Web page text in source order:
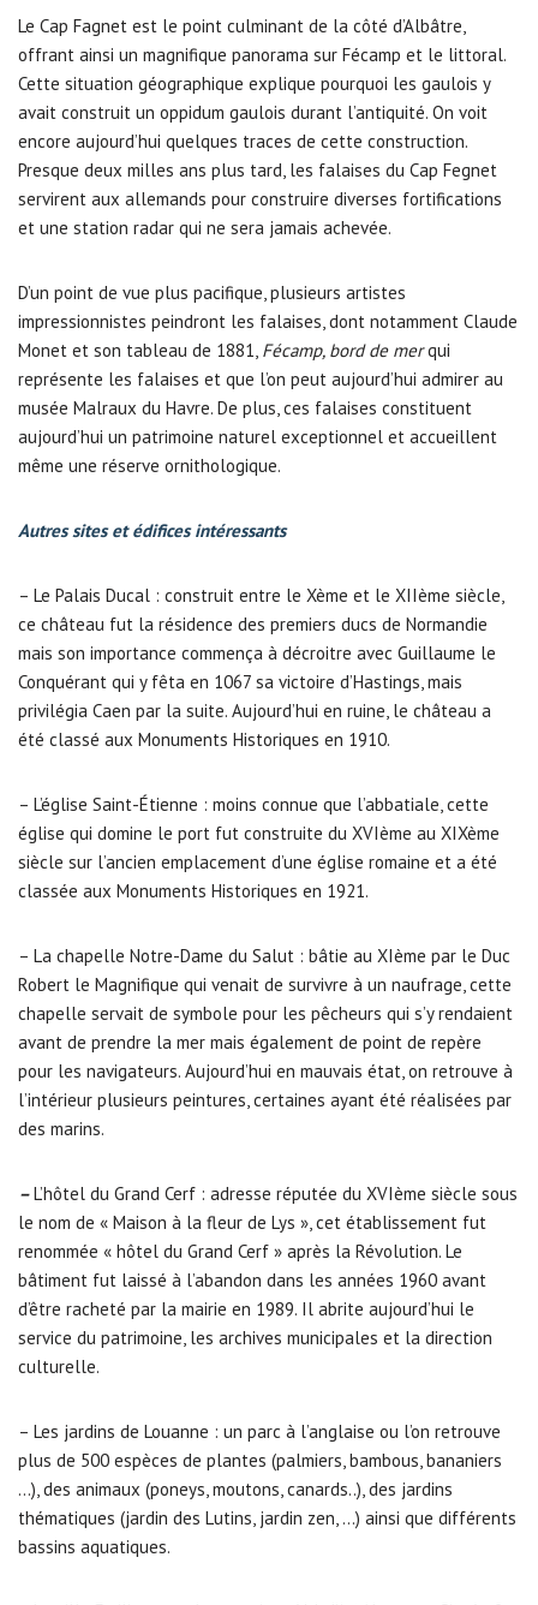
Le Cap Fagnet est le point culminant de la côté d’Albâtre,
offrant ainsi un magnifique panorama sur Fécamp et le littoral.
Cette situation géographique explique pourquoi les gaulois y
avait construit un oppidum gaulois durant l’antiquité. On voit
encore aujourd’hui quelques traces de cette construction.
Presque deux milles ans plus tard, les falaises du Cap Fegnet
servirent aux allemands pour construire diverses fortifications
et une station radar qui ne sera jamais achevée.
D’un point de vue plus pacifique, plusieurs artistes
impressionnistes peindront les falaises, dont notamment Claude
Monet et son tableau de 1881, Fécamp, bord de merqui
représente les falaises et que l’on peut aujourd’hui admirer au
musée Malraux du Havre. De plus, ces falaises constituent
aujourd’hui un patrimoine naturel exceptionnel et accueillent
même une réserve ornithologique.
Autres sites et édifices intéressants
– Le Palais Ducal : construit entre le Xème et le XIIème siècle,
ce château fut la résidence des premiers ducs de Normandie
mais son importance commença à décroitre avec Guillaume le
Conquérant qui y fêta en 1067 sa victoire d’Hastings, mais
privilégia Caen par la suite. Aujourd’hui en ruine, le château a
été classé aux Monuments Historiques en 1910.
– L’église Saint-Étienne : moins connue que l’abbatiale, cette
église qui domine le port fut construite du XVIème au XIXème
siècle sur l’ancien emplacement d’une église romaine et a été
classée aux Monuments Historiques en 1921.
– La chapelle Notre-Dame du Salut : bâtie au XIème par le Duc
Robert le Magnifique qui venait de survivre à un naufrage, cette
chapelle servait de symbole pour les pêcheurs qui s’y rendaient
avant de prendre la mer mais également de point de repère
pour les navigateurs. Aujourd’hui en mauvais état, on retrouve à
l’intérieur plusieurs peintures, certaines ayant été réalisées par
des marins.
–L’hôtel du Grand Cerf : adresse réputée du XVIème siècle sous
le nom de « Maison à la fleur de Lys », cet établissement fut
renommée « hôtel du Grand Cerf » après la Révolution. Le
bâtiment fut laissé à l’abandon dans les années 1960 avant
d’être racheté par la mairie en 1989. Il abrite aujourd’hui le
service du patrimoine, les archives municipales et la direction
culturelle.
– Les jardins de Louanne : un parc à l’anglaise ou l’on retrouve
plus de 500 espèces de plantes (palmiers, bambous, bananiers
…), des animaux (poneys, moutons, canards..), des jardins
thématiques (jardin des Lutins, jardin zen, …) ainsi que différents
bassins aquatiques.